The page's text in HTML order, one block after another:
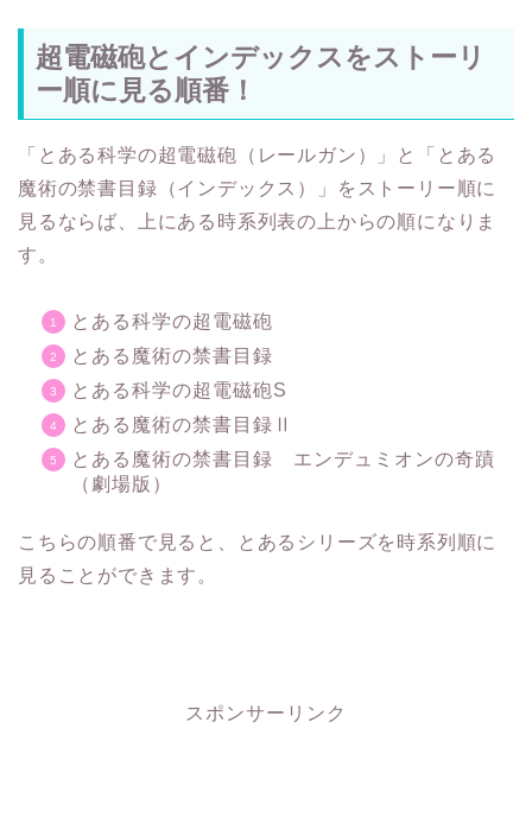
超電磁砲とインデックスをストーリ
ー順に見る順番！
「とある科学の超電磁砲（レールガン）」と「とある
魔術の禁書目録（インデックス）」をストーリー順に
見るならば、上にある時系列表の上からの順になりま
す。
とある科学の超電磁砲
とある魔術の禁書目録
とある科学の超電磁砲S
とある魔術の禁書目録Ⅱ
とある魔術の禁書目録 エンデュミオンの奇蹟
（劇場版）
こちらの順番で見ると、とあるシリーズを時系列順に
見ることができます。
スポンサーリンク